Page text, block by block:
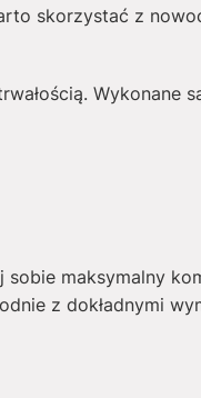
skorzystać z
Wykonane
maksymalny
z dokładnymi